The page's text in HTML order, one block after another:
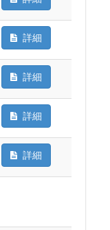
詳細
詳細
詳細
詳細